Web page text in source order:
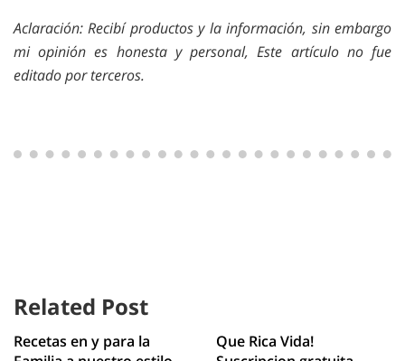
Aclaración: Recibí productos y la información, sin embargo
mi opinión es honesta y personal, Este artículo no fue
editado por terceros.
Related Post
Recetas en y para la
Que Rica Vida!